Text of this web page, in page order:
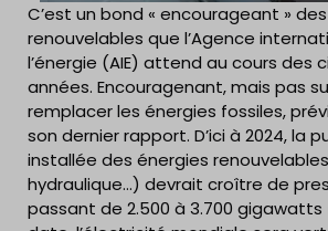
C’est un bond « encourageant »
renouvelables que l’Agence
l’énergie (AIE) attend au cours des
années. Encouragenant, mais pas
remplacer les énergies fossiles,
son dernier rapport. D’ici à 2024, la
installée des énergies
hydraulique…) devrait croître de
passant de 2.500 à 3.700